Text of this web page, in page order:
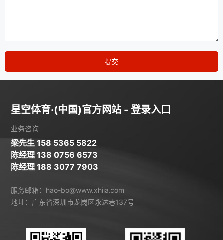
提交
星空体育·(中国)官方网站 - 登录入口
业务咨询
梁先生 158 5365 5822
陈经理 138 0756 6573
陈经理 188 3077 7903
服务邮箱：hao-bo@www.xhiia.com
地址：广东省深圳市龙岗区永达巷137号